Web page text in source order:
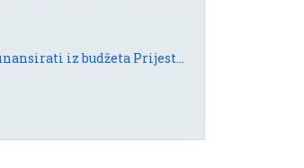
31/07/2026: Rang lista za raspodjelu sredstava za projekte i programe nvo koji će se finansirati iz budžeta Prijestonice za 2026. godinu.